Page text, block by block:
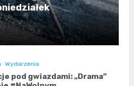
Wydarzenia
pod gwiazdami: „Drama”